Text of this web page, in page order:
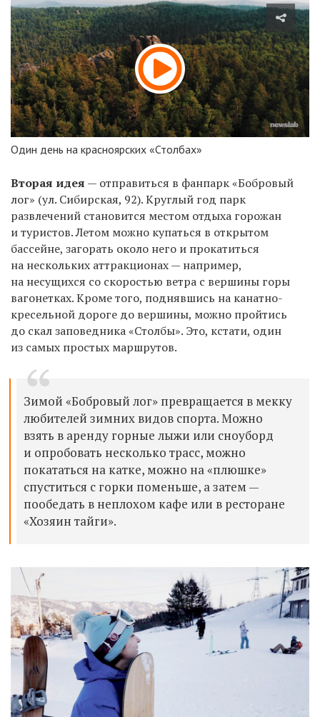
Один день на красноярских «Столбах»
Вторая идея — отправиться в фанпарк «Бобровый
лог» (ул. Сибирская, 92).Круглый год парк
развлечений становится местом отдыха горожан
и туристов. Летом можно купаться в открытом
бассейне, загорать около него и прокатиться
на нескольких аттракционах — например,
на несущихся со скоростью ветра с вершины горы
вагонетках. Кроме того, поднявшись на канатно-
кресельной дороге до вершины, можно пройтись
до скал заповедника «Столбы». Это, кстати, один
из самых простых маршрутов.
Зимой «Бобровый лог» превращается в мекку
любителей зимних видов спорта.Можно
взять в аренду горные лыжи или сноуборд
и опробовать несколько трасс, можно
покататься на катке, можно на «плюшке»
спуститься с горки поменьше, а затем —
пообедать в неплохом кафе или в ресторане
«Хозяин тайги».